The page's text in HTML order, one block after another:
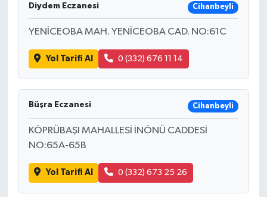
Diydem Eczanesi Cihanbeyli
YENİCEOBA MAH. YENİCEOBA CAD. NO:61C
Yol Tarifi Al 0 (332) 676 11 14
Büşra Eczanesi Cihanbeyli
KÖPRÜBAŞI MAHALLESİ İNÖNÜ CADDESİ
NO:65A-65B
Yol Tarifi Al 0 (332) 673 25 26